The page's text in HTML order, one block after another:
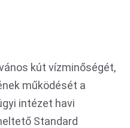
kút vízminőségét,
működését a
intézet havi
Standard